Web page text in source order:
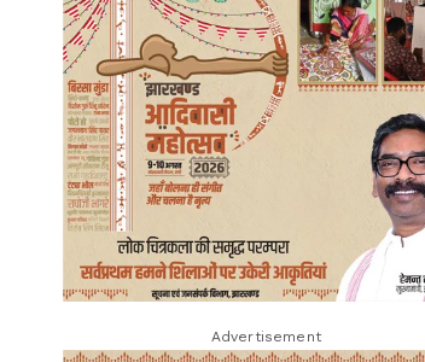
Advertisement